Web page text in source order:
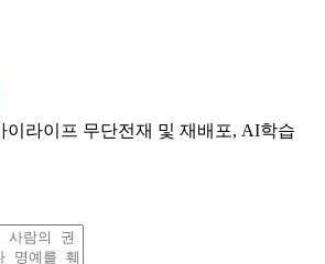
라이프 무단전재 및 재배포, AI학습